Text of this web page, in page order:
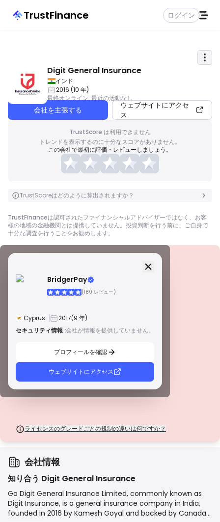
TrustFinance ログイン
Digit General Insurance
インド
2016 (10 年)
最終オンライン: 最近の活動なし
会社を主張する
ウェブサイトにアクセ
ス
TrustScore は利用できません
トレンドを表示するのに十分なスコアがありません。
この会社で最初に評価・レビューしましょう。
TrustScoreはどのように算出されますか？
TrustFinanceは認可されたファイナンシャルアドバイザーではなく、お客
様の地域の金融機関とは提携していません。投資判断を行う前に、ご自身で
十分な調査を行うことをお勧めします。
BridgerPay
(180 レビュー)
Cyprus 2017(9 年)
セキュリティ情報 :会社が情報を提供していません。
プロフィールを確認
ウェブサイトにアクセス
セキュリティ情報
警告
潜在的なリスクにご注意ください！
ライセンスのグレードごとの規制の違いは何ですか？
ライセンス
世界的に有名な規制当局によって発行されたこれらのライセンスは、厳格な
ほど厳格ではありませんが、信頼できる地域保護を提供します。
新興市場の規制当局によって発行されたこれらのライセンスは、最低資本要
件やAMLポリシーなどの基本的な保護を提供します。監督はそれほど厳格で
はないため、トレーダーは注意して安全対策を確認する必要があります。
D級ライセンス
会社情報
知り合う Digit General Insurance
Go Digit General Insurance Limited, commonly known as
Digit Insurance, is a general insurance company in India,
founded in 2016 by Kamesh Goyal and backed by Canada-